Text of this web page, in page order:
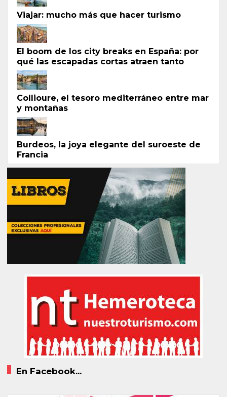
Viajar: mucho más que hacer turismo
El boom de los city breaks en España: por
qué las escapadas cortas atraen tanto
Collioure, el tesoro mediterráneo entre mar
y montañas
Burdeos, la joya elegante del suroeste de
Francia
En Facebook...